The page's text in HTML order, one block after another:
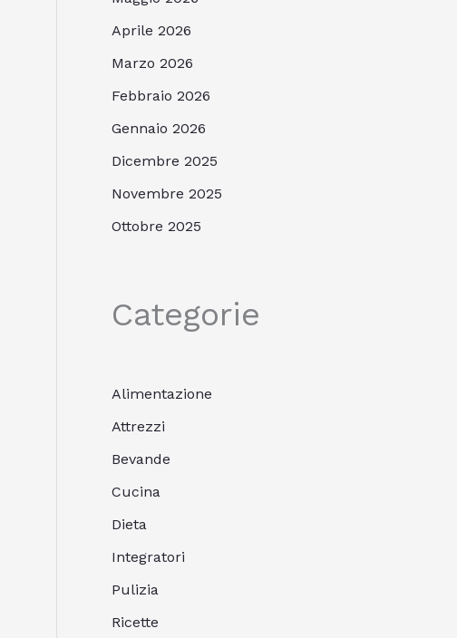
Aprile 2026
Marzo 2026
Febbraio 2026
Gennaio 2026
Dicembre 2025
Novembre 2025
Ottobre 2025
Categorie
Alimentazione
Attrezzi
Bevande
Cucina
Dieta
Integratori
Pulizia
Ricette